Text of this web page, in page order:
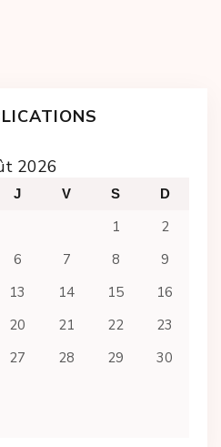
2026
J V S D
1
2
6 7 8
9
13 14 15
16
20 21 22
23
27 28 29
30